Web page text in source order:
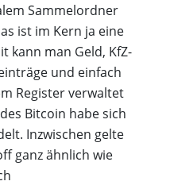
Sammelordner
ist im Kern ja eine
kann man Geld, KfZ-
und einfach
Register verwaltet
Bitcoin habe sich
Inzwischen gelte
ganz ähnlich wie